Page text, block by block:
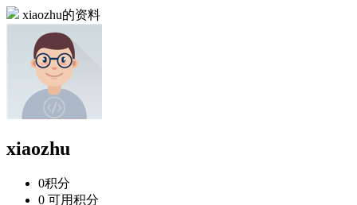
xiaozhu的资料
xiaozhu
0积分
0 可用积分